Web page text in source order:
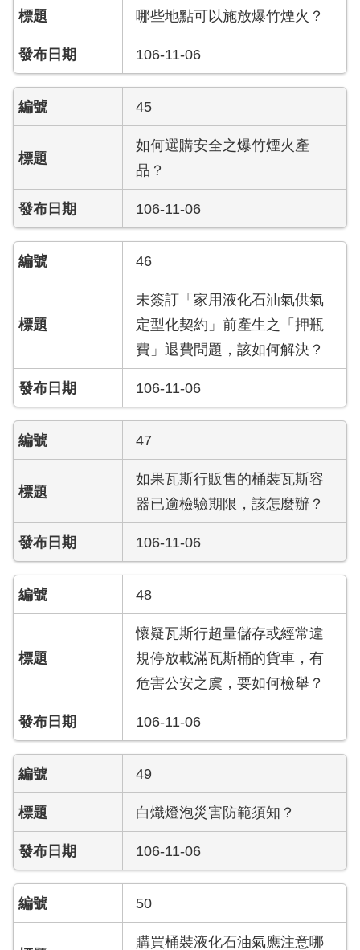
區
統
計
資
料
音
案
應
榮
榜
聯
絡
資
訊
相
連
結
陽
光
案
專
揭
弊
保
護
專
區
個
人
資
哪些地點可以施放爆竹煙火？
106-11-06
45
如何選購安全之爆竹煙火產
品？
106-11-06
46
未簽訂「家用液化石油氣供氣
定型化契約」前產生之「押瓶
費」退費問題，該如何解決？
106-11-06
47
如果瓦斯行販售的桶裝瓦斯容
器已逾檢驗期限，該怎麼辦？
106-11-06
48
懷疑瓦斯行超量儲存或經常違
規停放載滿瓦斯桶的貨車，有
危害公安之虞，要如何檢舉？
106-11-06
49
白熾燈泡災害防範須知？
106-11-06
50
購買桶裝液化石油氣應注意哪